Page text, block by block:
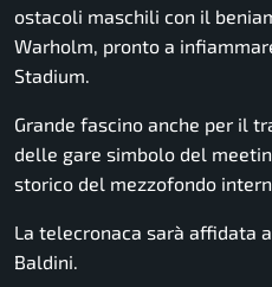
ostacoli maschili con il
Warholm, pronto a
Stadium.
Grande fascino anche per il
delle gare simbolo del
storico del mezzofondo
La telecronaca sarà affidata
Baldini.